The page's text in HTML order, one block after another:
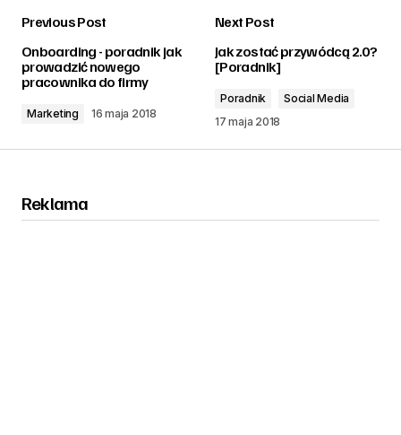
Previous Post
Onboarding - poradnik jak
prowadzić nowego
pracownika do firmy
Marketing 16 maja 2018
Next Post
Jak zostać przywódcą 2.0?
[Poradnik]
Poradnik
Social Media
17 maja 2018
Reklama